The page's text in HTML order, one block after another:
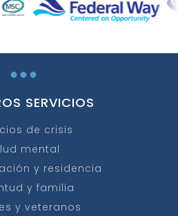
...
SERVICIOS
de crisis
mental
y residencia
y familia
y veteranos